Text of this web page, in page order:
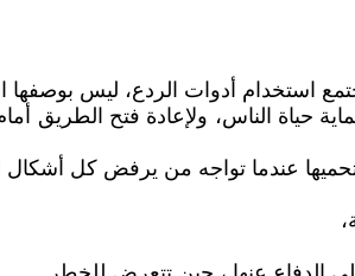
استخدام أدوات الردع، ليس
حياة الناس، ولإعادة فتح الطريق
تحميها عندما تواجه من يرفض كل